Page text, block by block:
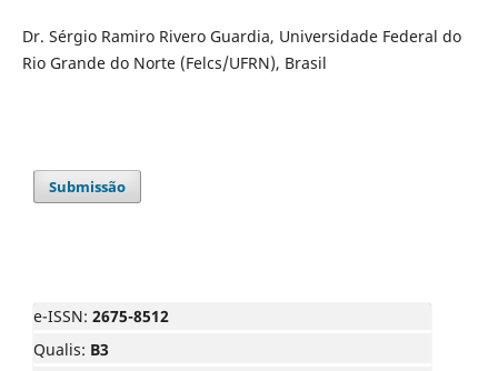
Dr. Sérgio Ramiro Rivero Guardia, Universidade Federal do
Rio Grande do Norte (Felcs/UFRN), Brasil
Submissão
e-ISSN: 2675-8512
Qualis: B3